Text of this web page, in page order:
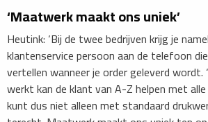
‘Maatwerk maakt ons uniek’
Heutink: ‘Bij de twee bedrijven krijg je
klantenservice persoon aan de telefoon
vertellen wanneer je order geleverd wordt.
werkt kan de klant van A-Z helpen met
kunt dus niet alleen met standaard